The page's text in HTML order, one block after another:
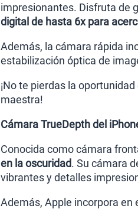
impresionantes. Disfruta de
digital de hasta 6x para
Además, la cámara rápida
estabilización óptica de
¡No te pierdas la
maestra!
Cámara TrueDepth del
Conocida como cámara
en la oscuridad. Su cámara
vibrantes y detalles
Además, Apple incorpora en